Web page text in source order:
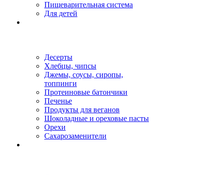
Пищеварительная система
Для детей
Десерты
Хлебцы, чипсы
Джемы, соусы, сиропы,
топпинги
Протеиновые батончики
Печенье
Продукты для веганов
Шоколадные и ореховые пасты
Орехи
Сахарозаменители